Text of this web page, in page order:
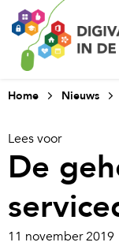
Home Nieuws
Lees voor
De
11 november 2019